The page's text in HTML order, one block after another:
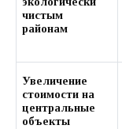
чистым
районам
Увеличение
стоимости на
центральные
объекты